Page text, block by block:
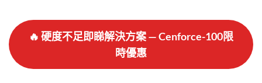
🔥 硬度不足即睇解決方案 — Cenforce-100限
時優惠